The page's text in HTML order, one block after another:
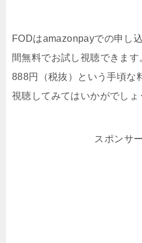
FODはamazonpayでの申し
間無料でお試し視聴できま
888円（税抜）という手頃な
視聴してみてはいかがでしょ
スポンサ